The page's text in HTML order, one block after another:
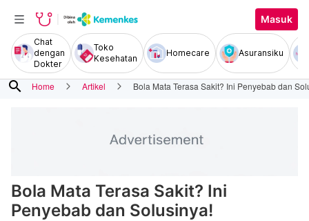
Masuk
Chat
dengan
Dokter
Toko
Kesehatan
Homecare Asuransiku
search Home Artikel Bola Mata Terasa Sakit? Ini Penyebab dan
Bola Mata Terasa Sakit? Ini
Penyebab dan Solusinya!